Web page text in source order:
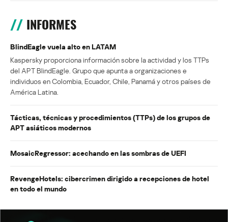
INFORMES
BlindEagle vuela alto en LATAM
Kaspersky proporciona información sobre la actividad y los TTPs
del APT BlindEagle. Grupo que apunta a organizaciones e
individuos en Colombia, Ecuador, Chile, Panamá y otros países de
América Latina.
Tácticas, técnicas y procedimientos (TTPs) de los grupos de
APT asiáticos modernos
MosaicRegressor: acechando en las sombras de UEFI
RevengeHotels: cibercrimen dirigido a recepciones de hotel
en todo el mundo